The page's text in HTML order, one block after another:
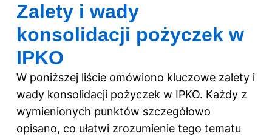
Zalety i wady
konsolidacji pożyczek w
IPKO
W poniższej liście omówiono kluczowe zalety i
wady konsolidacji pożyczek w IPKO. Każdy z
wymienionych punktów szczegółowo
opisano, co ułatwi zrozumienie tego tematu